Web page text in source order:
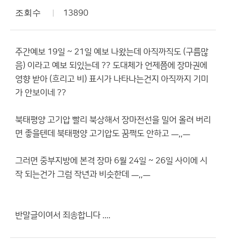
조회수 13890
주간예보 19일 ~ 21일 예보 나왔는데 아직까직도 (구름많
음) 이라고 예보 되있는데 ?? 도대체가 언제쯤에 장마권에
영향 받아 (흐리고 비) 표시가 나타나는건지 아직까지 기미
가 안보이네 ??
북태평양 고기압 빨리 북상해서 장마전선을 밀어 올려 버리
면 좋을텐데 북태평양 고기압도 꿈쩍도 안하고 ㅡ,,ㅡ
그러면 중부지방에 본격 장마 6월 24일 ~ 26일 사이에 시
작 되는건가 그럼 작년과 비슷한데 ㅡ,,ㅡ
반말글이여서 죄송합니다 ....